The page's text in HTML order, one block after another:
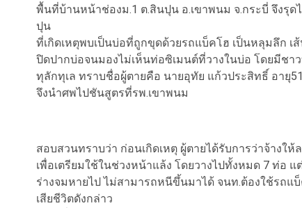
พื้นที่บ้านหน้าช่องม.1 ต.สินปุน อ.เขาพนม จ.กระบี่ จึงรุ
ปุน
ที่เกิดเหตุพบเป็นบ่อที่ถูกขุดด้วยรถแบ็คโฮ เป็นหลุมลึก
ปิดปากบ่อจนมองไม่เห็นท่อซิเมนต์ที่วางในบ่อ โดยมีชา
ทุลักทุเล ทราบชื่อผู้ตายคือ นายอุทัย แก้วประสิทธิ์ อายุ
จึงนำศพไปชันสูตรที่รพ.เขาพนม
สอบสวนทราบว่า ก่อนเกิดเหตุ ผู้ตายได้รับการว่าจ้างใ
เพื่อเตรียมใช้ในช่วงหน้าแล้ง โดยวางไปทั้งหมด 7 ท่อ
ร่างจมหายไป ไม่สามารถหนีขึ้นมาได้ จนท.ต้องใช้รถ
เสียชีวิตดังกล่าว